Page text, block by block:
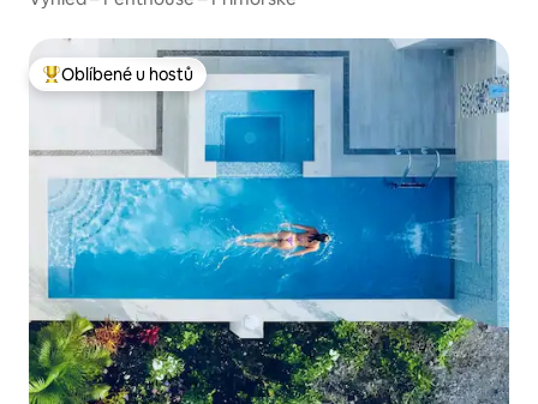
Nejlepší v kategorii Oblíbené u hostů
Oblíbené u hostů